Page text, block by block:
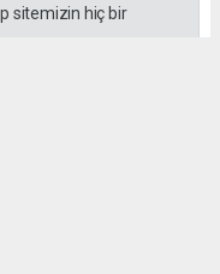
sitemizin hiç bir